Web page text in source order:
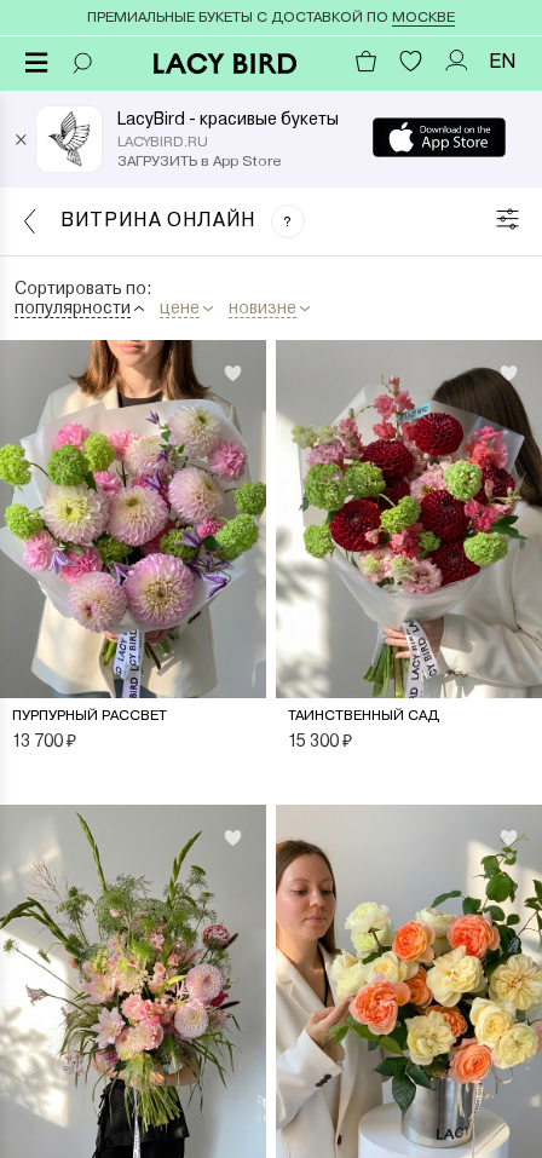
ПРЕМИАЛЬНЫЕ БУКЕТЫ С ДОСТАВКОЙ ПО МОСКВЕ
EN
×
LacyBird - красивые букеты
LACYBIRD.RU
ЗАГРУЗИТЬ в App Store
ВИТРИНА ОНЛАЙН ?
Сортировать по:
популярности
цене новизне
ПУРПУРНЫЙ РАССВЕТ
13 700₽
ТАИНСТВЕННЫЙ САД
15 300₽